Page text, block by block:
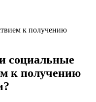
к получению
социальные
к получению